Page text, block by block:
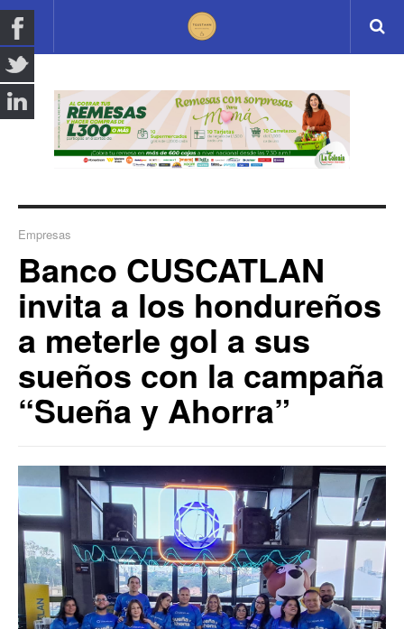
Empresas
Banco CUSCATLAN
invita a los hondureños
a meterle gol a sus
sueños con la campaña
“Sueña y Ahorra”